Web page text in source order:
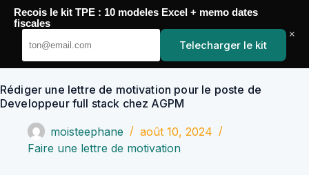
Passer
contenu
YoupiJobs
Rédiger une lettre de motivation pour le poste de
Developpeur full stack chez AGPM
moisteephane
août 10, 2024
Faire une lettre de motivation
Recois le kit TPE : 10 modeles Excel + memo dates
fiscales
Telecharger le kit
×